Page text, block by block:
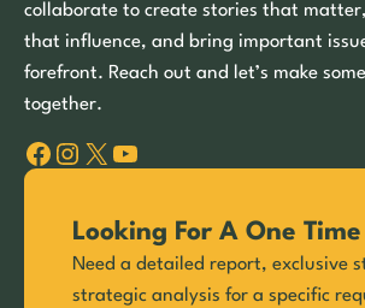
collaborate to create stories that
that influence, and bring important
forefront. Reach out and let’s make
together.
Facebook Instagram X YouTube
Looking For A One
Need a detailed report, exclusive
strategic analysis for a specific